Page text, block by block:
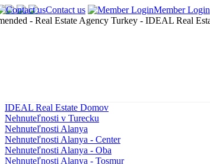
Contact us Member Login
IDEAL Real Estate Domov
Nehnuteľnosti v Turecku
Nehnuteľnosti Alanya
Nehnuteľnosti Alanya - Center
Nehnuteľnosti Alanya - Oba
Nehnuteľnosti Alanya - Tosmur